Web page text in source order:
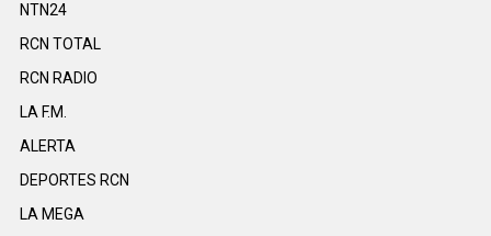
NTN24
RCN TOTAL
RCN RADIO
LA F.M.
ALERTA
DEPORTES RCN
LA MEGA